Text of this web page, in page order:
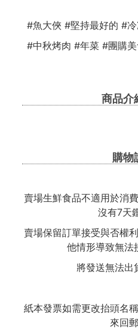
#魚大俠 #堅持最好的 #
#中秋烤肉 #年菜 #團購
商品介
購物
賣場生鮮食品不適用於消
沒有7天
賣場保留訂單接受與否權
他情形導致無法
將發送無法出
紙本發票如需更改抬頭名
來回